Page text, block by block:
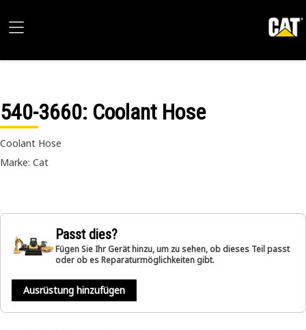
540-3660: Coolant Hose
Coolant Hose
Marke: Cat
Passt dies?
Fügen Sie Ihr Gerät hinzu, um zu sehen, ob dieses Teil passt
oder ob es Reparaturmöglichkeiten gibt.
Ausrüstung hinzufügen